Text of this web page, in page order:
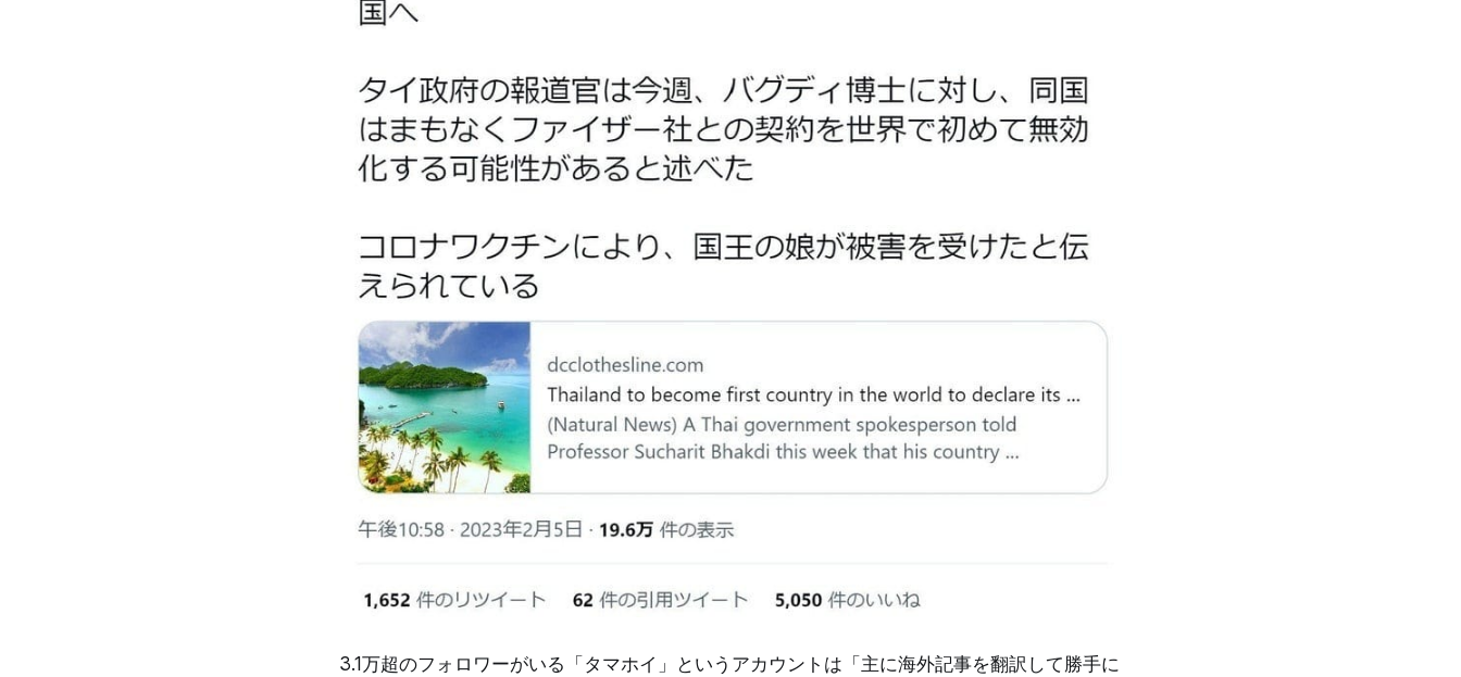
3.1万超のフォロワーがいる「タマホイ」というアカウントは「主に海外記事を翻訳して勝手に